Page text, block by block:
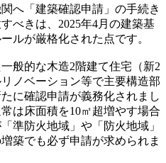
へ「建築確認申請」の手続き
べきは、2025年4月の建築基
ルが厳格化された点です。
般的な木造2階建て住宅（新2
ノベーション等で主要構造部
に確認申請が義務化されまし
は床面積を10㎡超増やす場合
準防火地域」や「防火地域」
築でも必ず申請が求められま